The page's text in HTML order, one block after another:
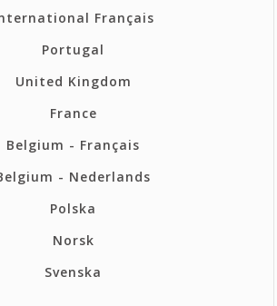
Français
Portugal
United Kingdom
France
Belgium - Français
- Nederlands
Polska
Norsk
Svenska